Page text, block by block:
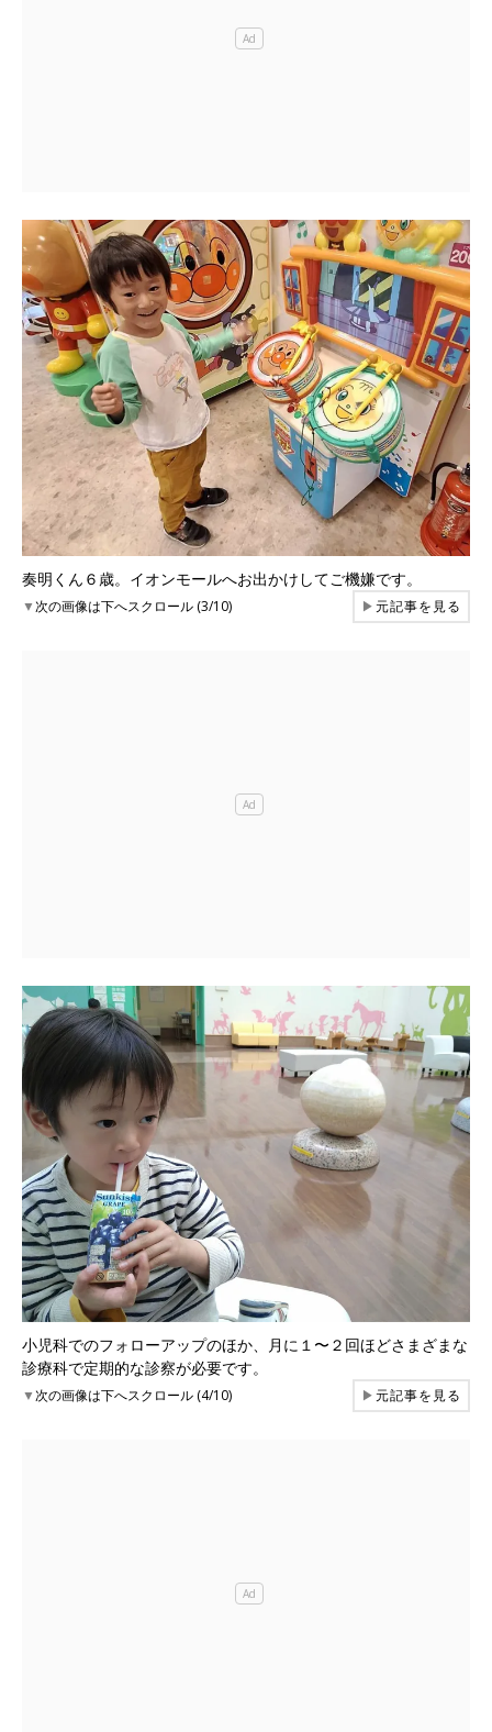
奏明くん６歳。イオンモールへお出かけしてご機嫌です。
▼次の画像は下へスクロール (3/10) ▶元記事を見る
小児科でのフォローアップのほか、月に１〜２回ほどさまざまな
診療科で定期的な診察が必要です。
▼次の画像は下へスクロール (4/10) ▶元記事を見る